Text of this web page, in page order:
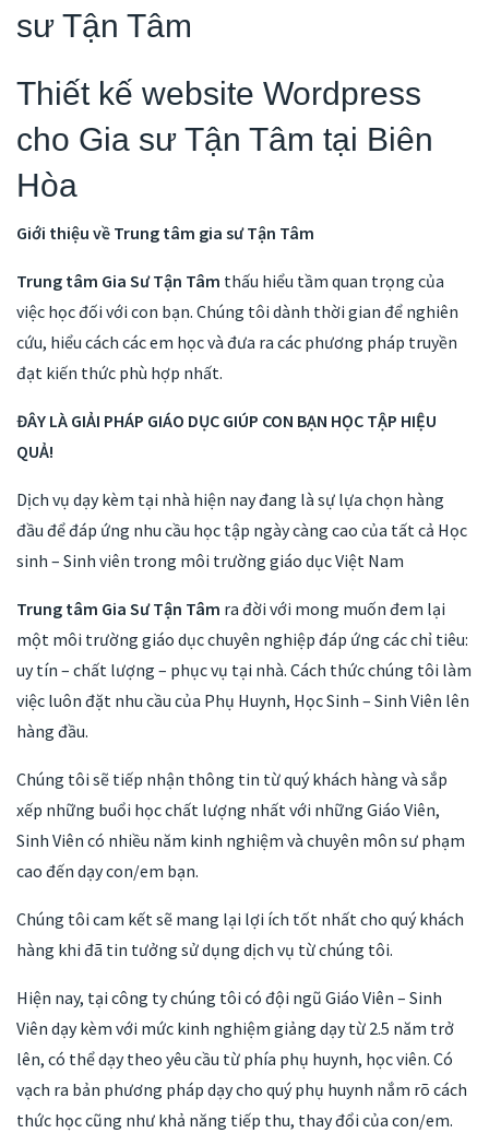
sư Tận Tâm
Thiết kế website Wordpress
cho Gia sư Tận Tâm tại Biên
Hòa
Giới thiệu về Trung tâm gia sư Tận Tâm
Trung tâm Gia Sư Tận Tâm thấu hiểu tầm quan trọng của
việc học đối với con bạn. Chúng tôi dành thời gian để nghiên
cứu, hiểu cách các em học và đưa ra các phương pháp truyền
đạt kiến thức phù hợp nhất.
ĐÂY LÀ GIẢI PHÁP GIÁO DỤC GIÚP CON BẠN HỌC TẬP HIỆU
QUẢ!
Dịch vụ dạy kèm tại nhà hiện nay đang là sự lựa chọn hàng
đầu để đáp ứng nhu cầu học tập ngày càng cao của tất cả Học
sinh – Sinh viên trong môi trường giáo dục Việt Nam
Trung tâm Gia Sư Tận Tâm ra đời với mong muốn đem lại
một môi trường giáo dục chuyên nghiệp đáp ứng các chỉ tiêu:
uy tín – chất lượng – phục vụ tại nhà. Cách thức chúng tôi làm
việc luôn đặt nhu cầu của Phụ Huynh, Học Sinh – Sinh Viên lên
hàng đầu.
Chúng tôi sẽ tiếp nhận thông tin từ quý khách hàng và sắp
xếp những buổi học chất lượng nhất với những Giáo Viên,
Sinh Viên có nhiều năm kinh nghiệm và chuyên môn sư phạm
cao đến dạy con/em bạn.
Chúng tôi cam kết sẽ mang lại lợi ích tốt nhất cho quý khách
hàng khi đã tin tưởng sử dụng dịch vụ từ chúng tôi.
Hiện nay, tại công ty chúng tôi có đội ngũ Giáo Viên – Sinh
Viên dạy kèm với mức kinh nghiệm giảng dạy từ 2.5 năm trở
lên, có thể dạy theo yêu cầu từ phía phụ huynh, học viên. Có
vạch ra bản phương pháp dạy cho quý phụ huynh nắm rõ cách
thức học cũng như khả năng tiếp thu, thay đổi của con/em.